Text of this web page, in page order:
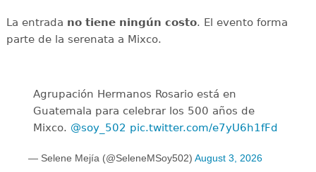
La entrada no tiene ningún costo. El evento forma
parte de la serenata a Mixco.
Agrupación Hermanos Rosario está en
Guatemala para celebrar los 500 años de
Mixco. @soy_502 pic.twitter.com/e7yU6h1fFd
— Selene Mejía (@SeleneMSoy502) August 3, 2026